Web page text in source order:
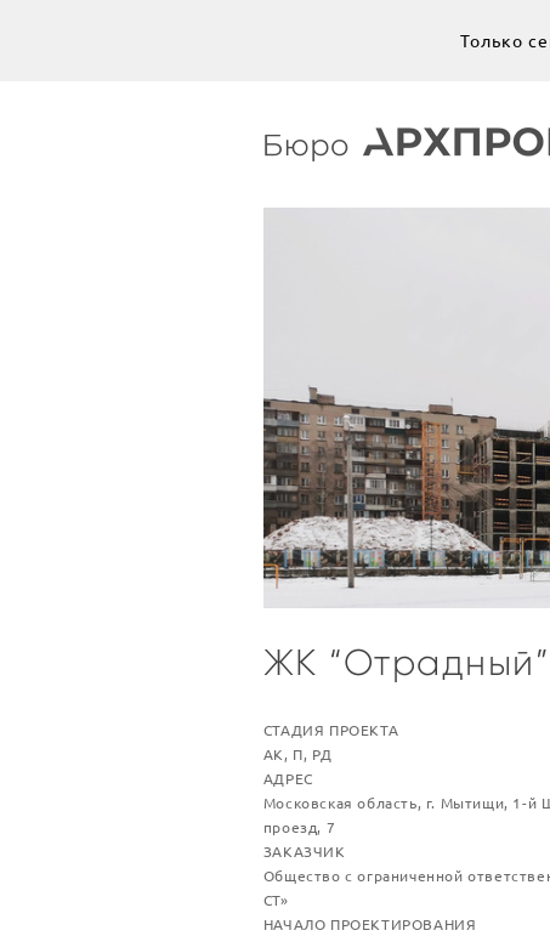
Только
ЖК “Отрадный”
СТАДИЯ ПРОЕКТА
АК, П, РД
AДРЕС
Московская область, г. Мытищи, 1-й
проезд, 7
ЗАКАЗЧИК
Общество с ограниченной
СТ»
НАЧАЛО ПРОЕКТИРОВАНИЯ